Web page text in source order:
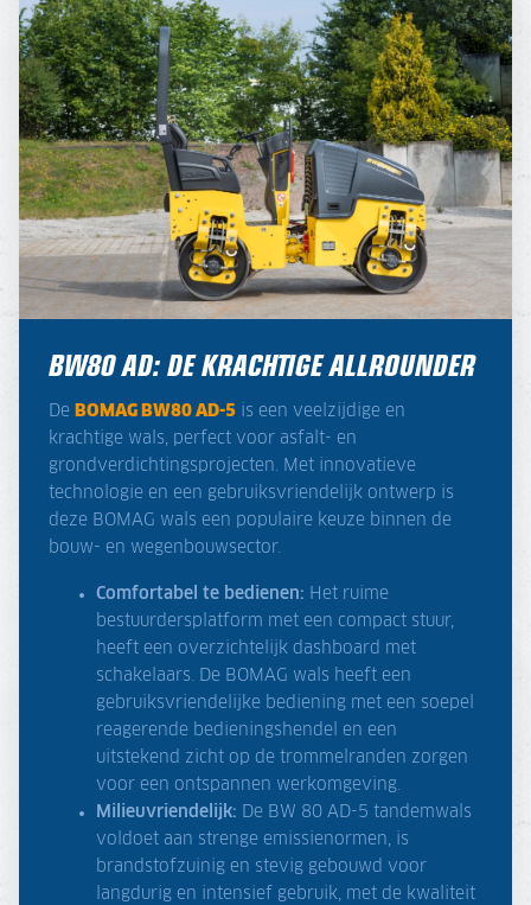
BW80 AD: DE KRACHTIGE ALLROUNDER
De BOMAG BW80 AD-5 is een veelzijdige en
krachtige wals, perfect voor asfalt- en
grondverdichtingsprojecten. Met innovatieve
technologie en een gebruiksvriendelijk ontwerp is
deze BOMAG wals een populaire keuze binnen de
bouw- en wegenbouwsector.
Comfortabel te bedienen: Het ruime
bestuurdersplatform met een compact stuur,
heeft een overzichtelijk dashboard met
schakelaars. De BOMAG wals heeft een
gebruiksvriendelijke bediening met een soepel
reagerende bedieningshendel en een
uitstekend zicht op de trommelranden zorgen
voor een ontspannen werkomgeving.
Milieuvriendelijk: De BW 80 AD-5 tandemwals
voldoet aan strenge emissienormen, is
brandstofzuinig en stevig gebouwd voor
langdurig en intensief gebruik, met de kwaliteit